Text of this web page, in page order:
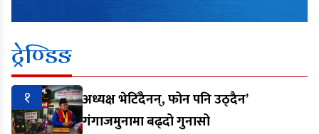
ट्रेण्डिङ
१
अध्यक्ष भेटिँदैनन्, फोन पनि उठ्दैन’
गंगाजमुनामा बढ्दो गुनासो